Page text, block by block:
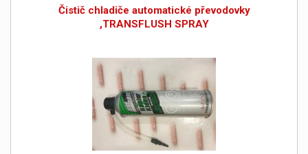
Čistič chladiče automatické převodovky
,TRANSFLUSH SPRAY